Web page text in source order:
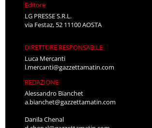
LG PRESSE S.R.L.
via Festaz, 52 11100 AOSTA
Luca Mercanti
l.mercanti@gazzettamatin.com
REDAZIONE
Alessandro Bianchet
a.bianchet@gazzettamatin.com
Danila Chenal
d.chenal@gazzettamatin.com